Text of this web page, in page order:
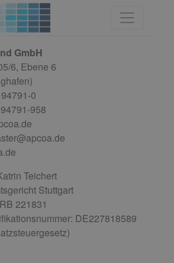
GmbH
6, Ebene 6
0
958
Teichert
Stuttgart
221831
DE227818589